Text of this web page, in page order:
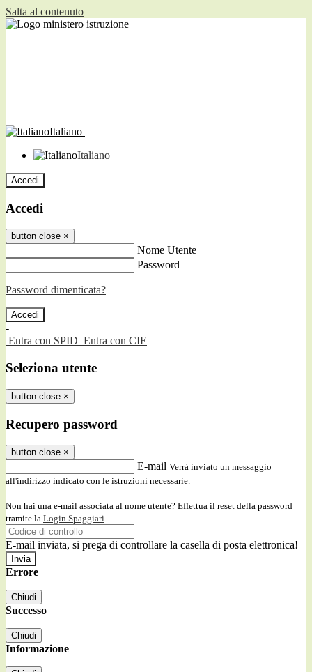
Salta al contenuto
Italiano
Italiano
Accedi
Accedi
button close ×
Nome Utente
Password
Password dimenticata?
-
Entra con SPID Entra con CIE
Seleziona utente
button close ×
Recupero password
button close ×
E-mail Verrà inviato un messaggio
all'indirizzo indicato con le istruzioni necessarie.
Non hai una e-mail associata al nome utente? Effettua il reset della password
tramite la Login Spaggiari
E-mail inviata, si prega di controllare la casella di posta elettronica!
Errore
Chiudi
Successo
Chiudi
Informazione